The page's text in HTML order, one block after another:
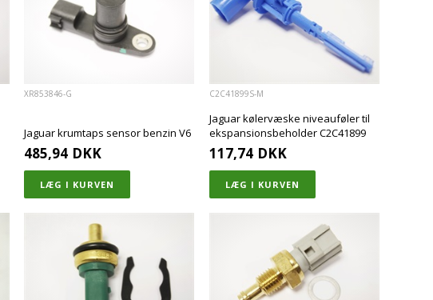
XR853846-G
Jaguar krumtaps sensor benzin V6
485,94 DKK
C2C41899S-M
Jaguar kølervæske niveauføler til
ekspansionsbeholder C2C41899
117,74 DKK